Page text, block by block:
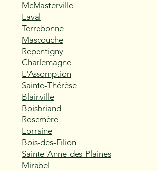
McMasterville
Laval
Terrebonne
Mascouche
Repentigny
Charlemagne
L'Assomption
Sainte-Thérèse
Blainville
Boisbriand
Rosemère
Lorraine
Bois-des-Filion
Sainte-Anne-des-Plaines
Mirabel